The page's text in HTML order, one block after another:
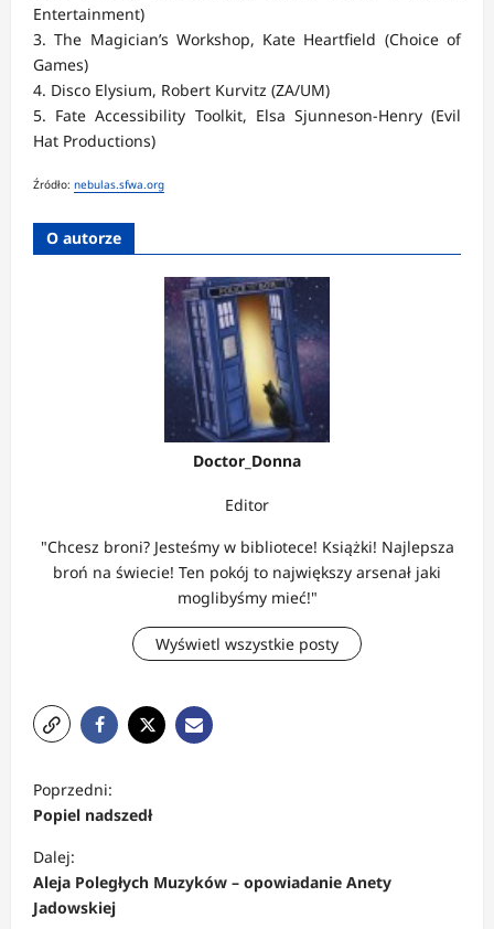
Entertainment)
3. The Magician’s Workshop, Kate Heartfield (Choice of
Games)
4. Disco Elysium, Robert Kurvitz (ZA/UM)
5. Fate Accessibility Toolkit, Elsa Sjunneson-Henry (Evil
Hat Productions)
Źródło: nebulas.sfwa.org
O autorze
Doctor_Donna
Editor
"Chcesz broni? Jesteśmy w bibliotece! Książki! Najlepsza
broń na świecie! Ten pokój to największy arsenał jaki
moglibyśmy mieć!"
Wyświetl wszystkie posty
o
b
a
c
Poprzedni:
Popiel nadszedł
Dalej:
Aleja Poległych Muzyków – opowiadanie Anety
Jadowskiej